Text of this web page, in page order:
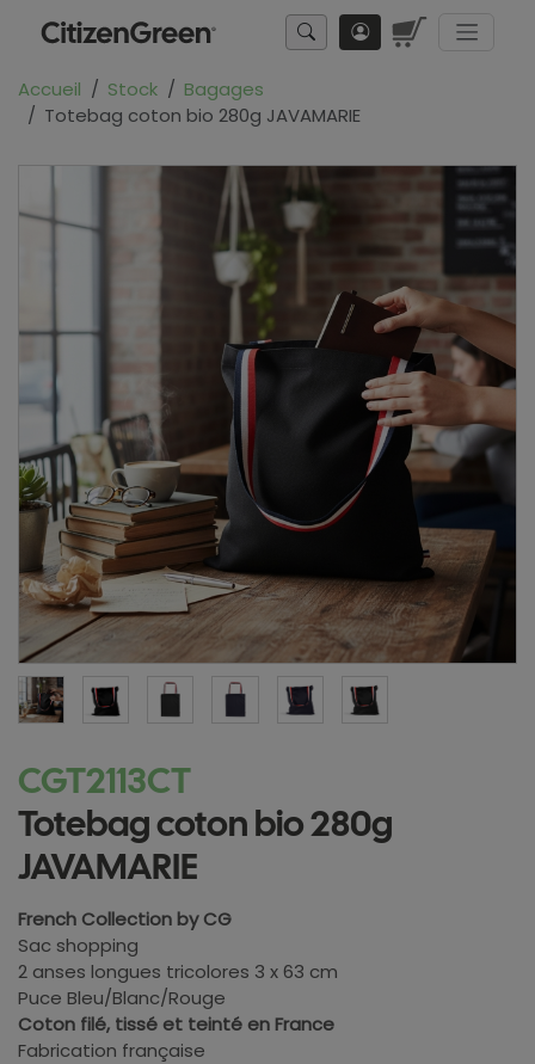
Accueil Stock
Bagages
Totebag coton bio 280g JAVAMARIE
CGT2113CT
Totebag coton bio 280g
JAVAMARIE
French Collection by CG
Sac shopping
2 anses longues tricolores 3 x 63 cm
Puce Bleu/Blanc/Rouge
Coton filé, tissé et teinté en France
Fabrication française